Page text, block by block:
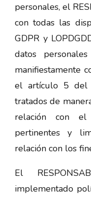
personales, el
con todas las
GDPR y
datos
manifiestamente
el artículo 5 del
tratados de
relación con el
pertinentes y
relación con los
El
implementado